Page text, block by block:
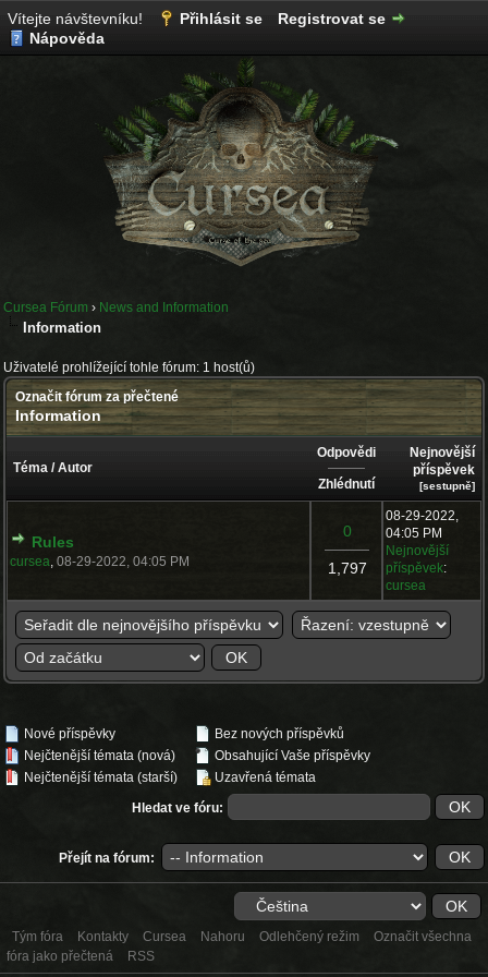
Vítejte návštevníku! Přihlásit se
Registrovat se
Nápověda
Cursea Fórum › News and Information
Information
Uživatelé prohlížející tohle fórum: 1 host(ů)
Označit fórum za přečtené
Information
Téma /Autor
Odpovědi
Zhlédnutí
Nejnovější
příspěvek
[sestupně]
Rules
cursea 08-29-2022, 04:05 PM
0
1,797
08-29-2022,
04:05 PM
Nejnovější
příspěvek:
cursea
Nové příspěvky
Nejčtenější témata (nová)
Nejčtenější témata (starší)
Bez nových příspěvků
Obsahující Vaše příspěvky
Uzavřená témata
Hledat ve fóru:
Přejít na fórum:
Tým fóra Kontakty Cursea Nahoru Odlehčený režim
Označit všechna
fóra jako přečtená
RSS